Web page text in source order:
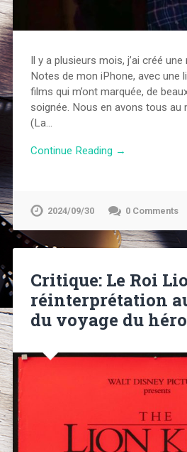
Il y a plusieurs mois, j’ai créé une
Notes de mon iPhone, avec une
films qui m’ont marquée, de
soignée. Nous en avons tous au
(La…
Continue Reading →
2024/09/30 0 Comments
Critique: Le Roi
réinterprétation
du voyage du